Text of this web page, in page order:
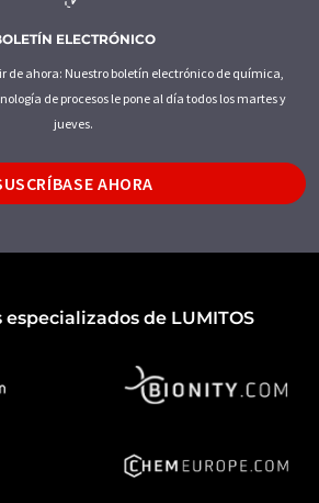
ELECTRÓNICO
de ahora: Nuestro boletín electrónico de química,
de procesos le pone al día todos los martes y
jueves.
AHORA
especializados de LUMITOS